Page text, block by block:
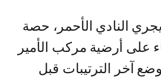
النادي الأحمر، حصة
على أرضية مركب الأمير
آخر الترتيبات قبل